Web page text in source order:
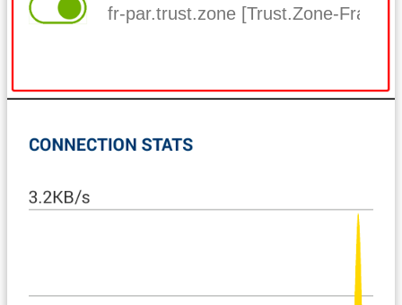
fr-par.trust.zone [Trust.Zone-